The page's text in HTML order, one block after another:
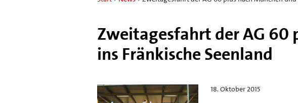
Zweitagesfahrt der AG 60
ins Fränkische Seenland
18. Oktober 2015